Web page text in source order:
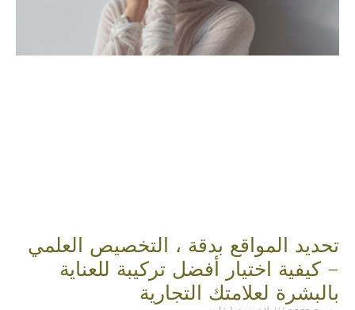
تحديد المواقع بدقة ، التخصيص العلمي
– كيفية اختيار أفضل تركيبة للعناية
بالبشرة لعلامتك التجارية